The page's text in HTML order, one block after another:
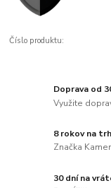
Číslo produktu:
Doprava od
Využite
8 rokov na
Značka
30 dní na